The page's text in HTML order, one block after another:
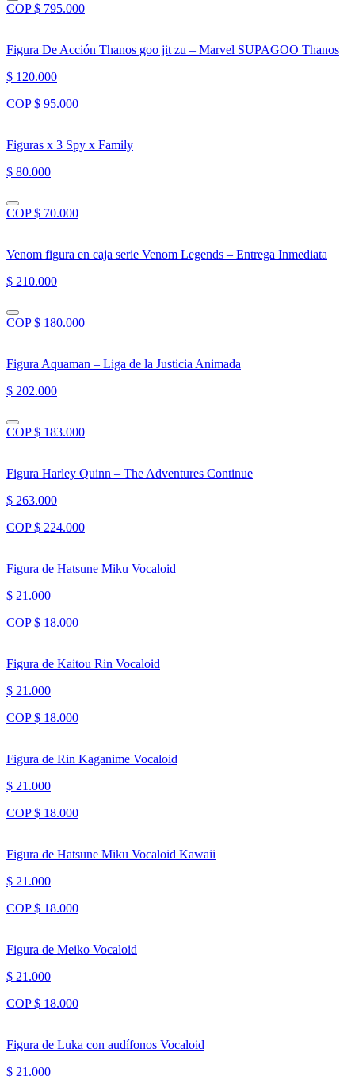
COP $ 795.000
Figura De Acción Thanos goo jit zu – Marvel SUPAGOO Thanos
$ 120.000
COP $ 95.000
Figuras x 3 Spy x Family
$ 80.000
COP $ 70.000
Venom figura en caja serie Venom Legends – Entrega Inmediata
$ 210.000
COP $ 180.000
Figura Aquaman – Liga de la Justicia Animada
$ 202.000
COP $ 183.000
Figura Harley Quinn – The Adventures Continue
$ 263.000
COP $ 224.000
Figura de Hatsune Miku Vocaloid
$ 21.000
COP $ 18.000
Figura de Kaitou Rin Vocaloid
$ 21.000
COP $ 18.000
Figura de Rin Kaganime Vocaloid
$ 21.000
COP $ 18.000
Figura de Hatsune Miku Vocaloid Kawaii
$ 21.000
COP $ 18.000
Figura de Meiko Vocaloid
$ 21.000
COP $ 18.000
Figura de Luka con audífonos Vocaloid
$ 21.000